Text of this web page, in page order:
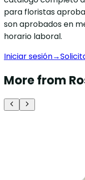
para floristas
son aprobados en
horario laboral.
Iniciar sesión→
More from